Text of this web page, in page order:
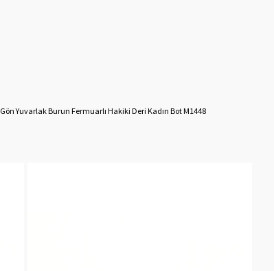
Gön Yuvarlak Burun Fermuarlı Hakiki Deri Kadın Bot M1448